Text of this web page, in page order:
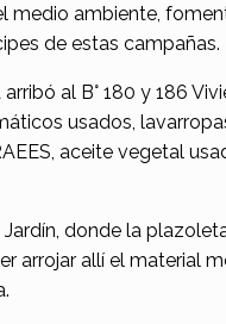
medio ambiente,
de estas campañas.
al B° 180 y 186
usados,
aceite vegetal
Jardín, donde la
arrojar allí el material